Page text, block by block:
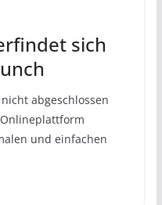
sich
abgeschlossen
und einfachen